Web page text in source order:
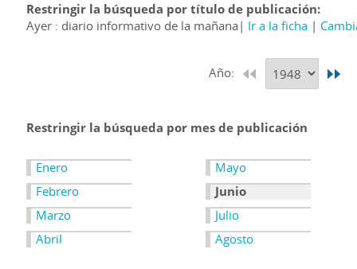
Restringir la búsqueda por título de publicación
Ayer : diario informativo de la mañana
Ir a la ficha
Año:
Restringir la búsqueda por mes de publicación
Enero
Febrero
Marzo
Abril
Mayo
Junio
Julio
Agosto